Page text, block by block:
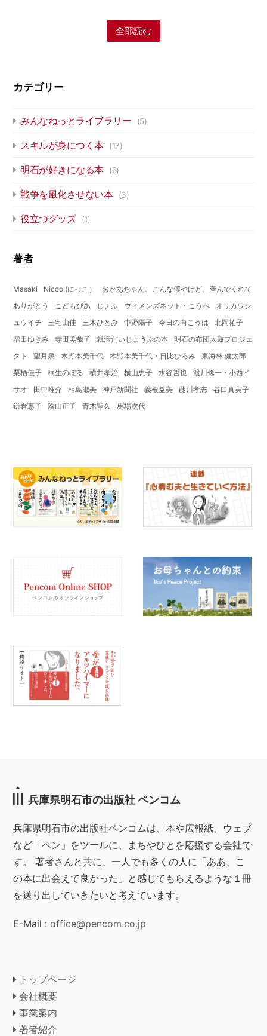
全部読む
カテゴリー
みんなねっとライブラリー (5)
スキルが身につく本 (17)
明石が好きになる本 (6)
戦争を風化させない本 (3)
役立つグッズ (1)
著者
Masaki Nicco (にっこ）
おかあちゃん、こんな僕やけど、産んでくれて
ありがとう
こどもぴあ じぇふ ウィメンズネット・こうべ
オリカワシ
ュウイチ
三宅由佳 三木ひとみ 中野陽子 今日の向こうは
北岡祐子
増田ゆきみ
寺田美哉子 就活だいじょうぶの本
明石の布団太鼓プロジェ
クト
望月泉 木野本美千代 木野本美千代・日比ひろみ
東海林 健太郎
栗栖佳子
桐生のぼる 横井孝治 横山恵子 水谷哲也
渡川修一・小西イ
サオ
田中唯介 相島淑美 神戸新聞社 義根益美 藤川孝志
谷口真実子
鎌倉惠子
陰山正子 青木聖久 馬場次代
兵庫県明石市の出版社 ペンコム
兵庫県明石市の出版社ペンコムは、本や広報紙、ウェブ
など「ペン」をツールに、まちやひとを応援する会社で
す。 著者さんと共に、一人でも多くの人に「ああ、こ
の本に出会えて良かった」と感じてもらえるような１冊
を送り出していきたいと考えています。
E-Mail :office@pencom.co.jp
トップページ
会社概要
事業案内
著者紹介